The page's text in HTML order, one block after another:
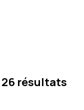
26 résultats